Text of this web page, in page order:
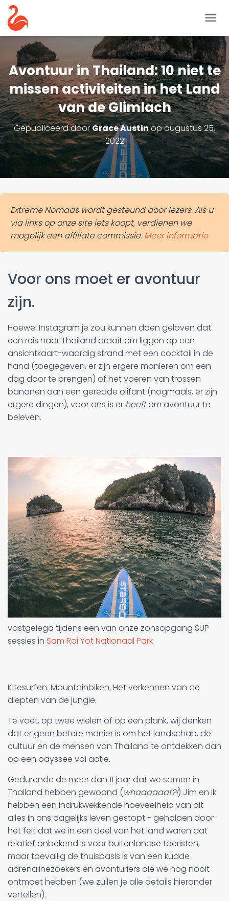
A
V
I
G
A
T
I
E
T
O
G
G
L
E
Avontuur in Thailand: 10 niet te
missen activiteiten in het Land
van de Glimlach
Gepubliceerd doorGrace Austinopaugustus 25,
2022
Extreme Nomads wordt gesteund door lezers. Als u
via links op onze site iets koopt, verdienen we
mogelijk een affiliate commissie. Meer informatie
Voor ons moet er avontuur
zijn.
Hoewel Instagram je zou kunnen doen geloven dat
een reis naar Thailand draait om liggen op een
ansichtkaart-waardig strand met een cocktail in de
hand (toegegeven, er zijn ergere manieren om een
dag door te brengen) of het voeren van trossen
bananen aan een geredde olifant (nogmaals, er zijn
ergere dingen), voor ons is er heeftom avontuur te
beleven.
vastgelegd tijdens een van onze zonsopgang SUP
sessies in Sam Roi Yot Nationaal Park
Kitesurfen. Mountainbiken. Het verkennen van de
diepten van de jungle.
Te voet, op twee wielen of op een plank, wij denken
dat er geen betere manier is om het landschap, de
cultuur en de mensen van Thailand te ontdekken dan
op een odyssee vol actie.
Gedurende de meer dan 11 jaar dat we samen in
Thailand hebben gewoond (whaaaaaat?!) Jim en ik
hebben een indrukwekkende hoeveelheid van dit
alles in ons dagelijks leven gestopt - geholpen door
het feit dat we in een deel van het land waren dat
relatief onbekend is voor buitenlandse toeristen,
maar toevallig de thuisbasis is van een kudde
adrenalinezoekers en avonturiers die we nog nooit
ontmoet hebben (we zullen je alle details hieronder
vertellen).